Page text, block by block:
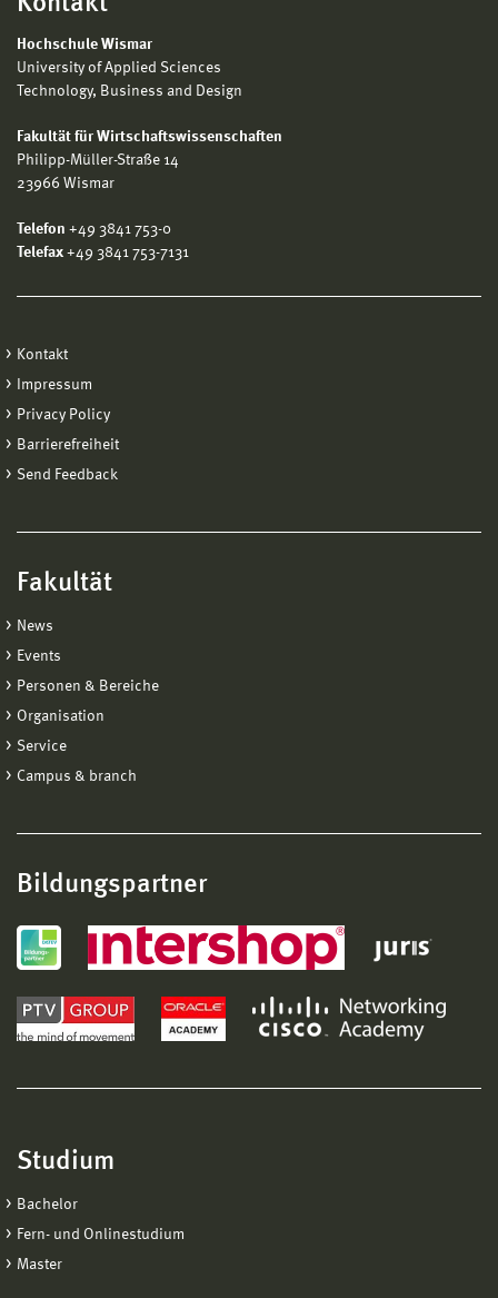
Hochschule Wismar
University of Applied Sciences
Technology, Business and Design
Fakultät für Wirtschaftswissenschaften
Philipp-Müller-Straße 14
23966 Wismar
Telefon +49 3841 753-0
Telefax +49 3841 753-7131
Kontakt
Impressum
Privacy Policy
Barrierefreiheit
Send Feedback
Fakultät
News
Events
Personen & Bereiche
Organisation
Service
Campus & branch
Bildungspartner
Studium
Bachelor
Fern- und Onlinestudium
Master